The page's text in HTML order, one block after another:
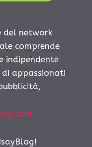
del network
comprende
indipendente
appassionati